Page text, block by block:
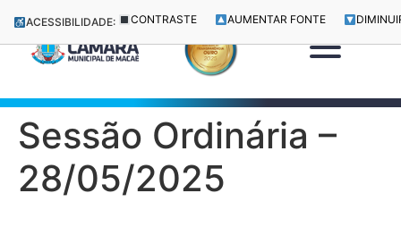
ACESSIBILIDADE: CONTRASTE AUMENTAR FONTE
Sessão Ordinária –
28/05/2025